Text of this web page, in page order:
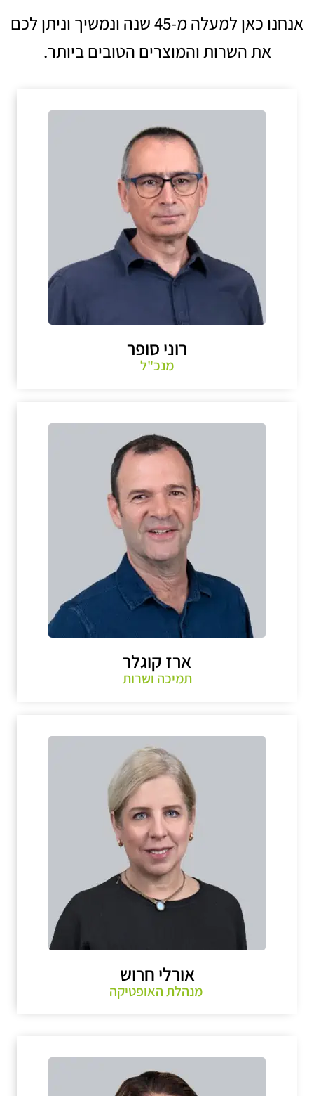
אנחנו כאן למעלה מ-45 שנה ונמשיך וניתן לכם
את השרות והמוצרים הטובים ביותר.
רוני סופר
מנכ"ל
ארז קוגלר
תמיכה ושרות
אורלי חרוש
מנהלת האופטיקה